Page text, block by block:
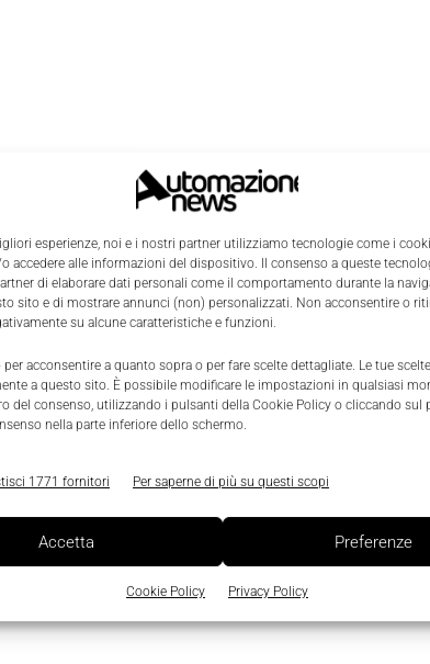
esperienze, noi e i nostri partner utilizziamo tecnologie come i
accedere alle informazioni del dispositivo. Il consenso a queste
di elaborare dati personali come il comportamento durante la
sito e di mostrare annunci (non) personalizzati. Non acconsentire o
su alcune caratteristiche e funzioni.
acconsentire a quanto sopra o per fare scelte dettagliate. Le tue
a questo sito. È possibile modificare le impostazioni in qualsiasi
del consenso, utilizzando i pulsanti della Cookie Policy o cliccando sul
nella parte inferiore dello schermo.
1771 fornitori Per saperne di più su questi scopi
Accetta Preferenze
Cookie Policy Privacy Policy